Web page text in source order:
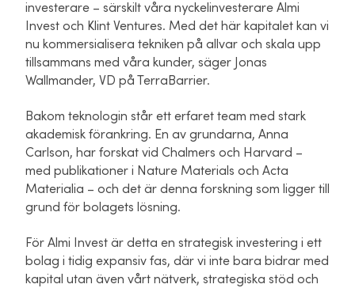
investerare – särskilt våra nyckelinvesterare Almi
Invest och Klint Ventures. Med det här kapitalet kan vi
nu kommersialisera tekniken på allvar och skala upp
tillsammans med våra kunder, säger Jonas
Wallmander, VD på TerraBarrier.
Bakom teknologin står ett erfaret team med stark
akademisk förankring. En av grundarna, Anna
Carlson, har forskat vid Chalmers och Harvard –
med publikationer i Nature Materials och Acta
Materialia – och det är denna forskning som ligger till
grund för bolagets lösning.
För Almi Invest är detta en strategisk investering i ett
bolag i tidig expansiv fas, där vi inte bara bidrar med
kapital utan även vårt nätverk, strategiska stöd och